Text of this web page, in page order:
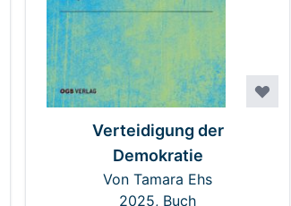
Verteidigung der
Demokratie
Von Tamara Ehs
2025, Buch